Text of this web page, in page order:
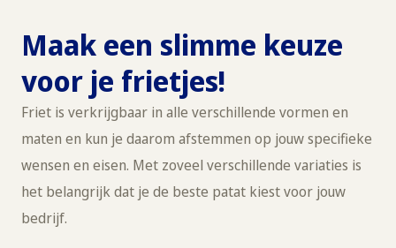
Maak een slimme keuze
voor je frietjes!
Friet is verkrijgbaar in alle verschillende vormen en
maten en kun je daarom afstemmen op jouw specifieke
wensen en eisen. Met zoveel verschillende variaties is
het belangrijk dat je de beste patat kiest voor jouw
bedrijf.